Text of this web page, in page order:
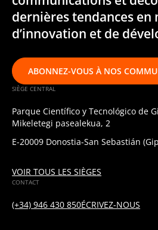
dernières tendances en
d’innovation et de
ABONNEZ-VOUS À NOS
SIÈGE CENTRAL
Parque Científico y Tecnológico de
Mikeletegi pasealekua, 2
E-20009 Donostia-San Sebastián
VOIR TOUS LES SIÈGES
CONTACT
(+34) 946 430 850ÉCRIVEZ-NOUS